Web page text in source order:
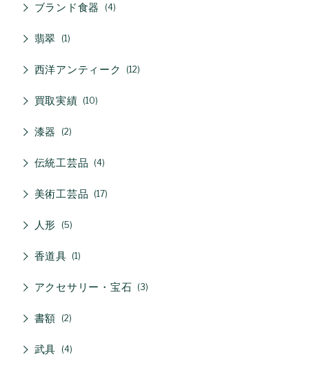
ブランド食器 4
翡翠 1
西洋アンティーク 12
買取実績 10
漆器 2
伝統工芸品 4
美術工芸品 17
人形 5
香道具 1
アクセサリー・宝石 3
書額 2
武具 4